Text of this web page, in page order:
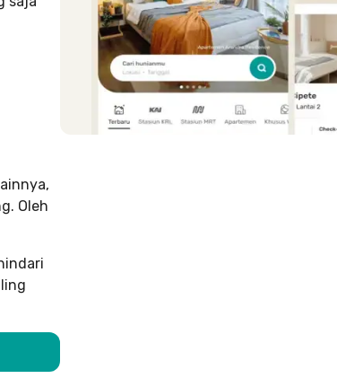
Oleh